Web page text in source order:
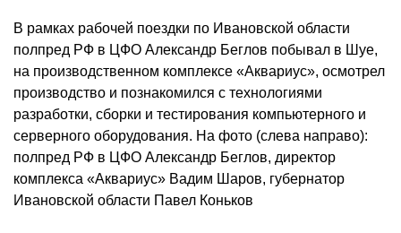
В рамках рабочей поездки по Ивановской области
полпред РФ в ЦФО Александр Беглов побывал в Шуе,
на производственном комплексе «Аквариус», осмотрел
производство и познакомился с технологиями
разработки, сборки и тестирования компьютерного и
серверного оборудования. На фото (слева направо):
полпред РФ в ЦФО Александр Беглов, директор
комплекса «Аквариус» Вадим Шаров, губернатор
Ивановской области Павел Коньков